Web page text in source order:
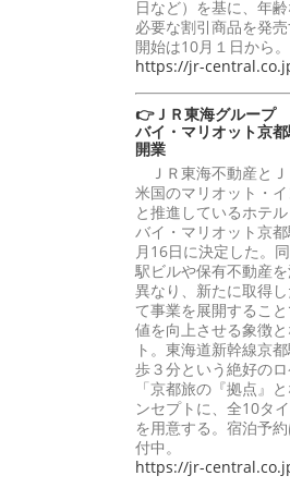
日など）を基に、年
必要な割引商品を発
開始は10月１日から。
https://jr-
👉ＪＲ東海グループ
バイ・マリオット京
開業
ＪＲ東海不動産と
米国のマリオット・
と推進しているホテ
バイ・マリオット京
月16日に決定した。
駅ビルや保有不動産
異なり、新たに取得
て事業を展開するこ
値を向上させる象徴
ト。東海道新幹線京
歩３分という絶好のロ
「京都旅の『拠点』
ンセプトに、全10タ
を用意する。宿泊予
付中。
https://jr-